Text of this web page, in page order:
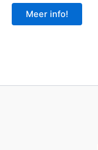
Meer info!